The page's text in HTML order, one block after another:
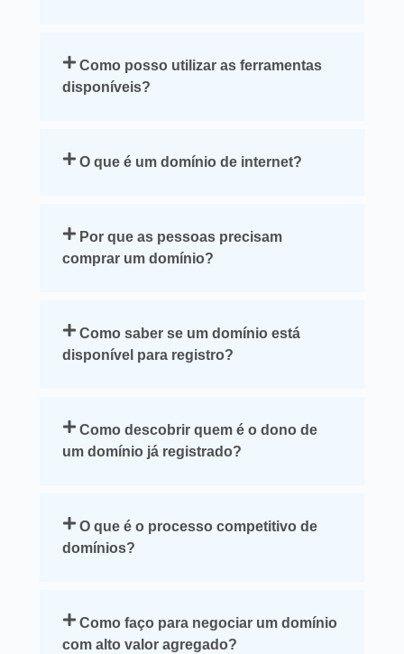
Como posso utilizar as ferramentas
disponíveis?
O que é um domínio de internet?
Por que as pessoas precisam
comprar um domínio?
Como saber se um domínio está
disponível para registro?
Como descobrir quem é o dono de
um domínio já registrado?
O que é o processo competitivo de
domínios?
Como faço para negociar um domínio
com alto valor agregado?